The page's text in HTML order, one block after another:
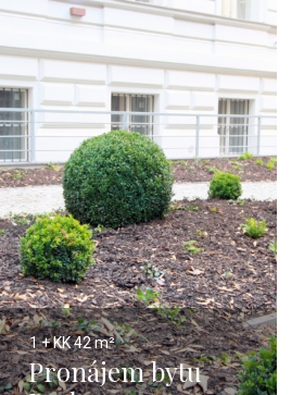
1 + KK42 m²
Pronájem bytu